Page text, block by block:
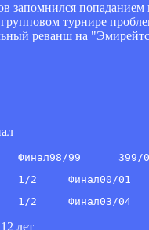
попаданием
турнире
реванш на
лет